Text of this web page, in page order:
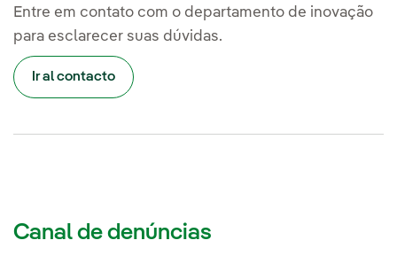
Entre em contato com o departamento de inovação
para esclarecer suas dúvidas.
Ir al contacto
Canal de denúncias